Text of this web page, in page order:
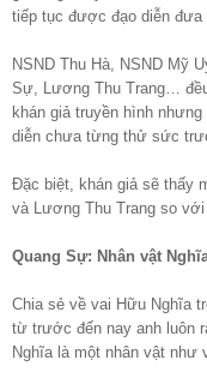
tiếp tục được đạo diễn đưa
NSND Thu Hà, NSND Mỹ
Sự, Lương Thu Trang…
khán giả truyền hình
diễn chưa từng thử sức
Đặc biệt, khán giả sẽ thấy
và Lương Thu Trang so
Quang Sự: Nhân vật
Chia sẻ về vai Hữu Nghĩa
từ trước đến nay anh luôn
Nghĩa là một nhân vật như